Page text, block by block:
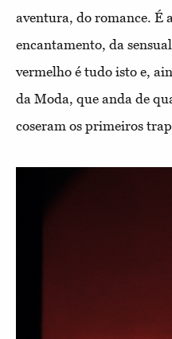
aventura, do romance. É
encantamento, da
vermelho é tudo isto e,
da Moda, que anda de
coseram os primeiros